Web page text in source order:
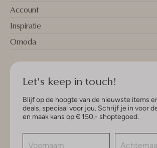
Account
Inspiratie
Omoda
Let's keep in touch!
Blijf op de hoogte van de nieuwste items
deals, speciaal voor jou. Schrijf je in voor
en maak kans op € 150,- shoptegoed.